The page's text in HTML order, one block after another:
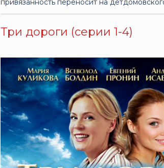
привязанность переносит на
Три дороги (серии 1-4)